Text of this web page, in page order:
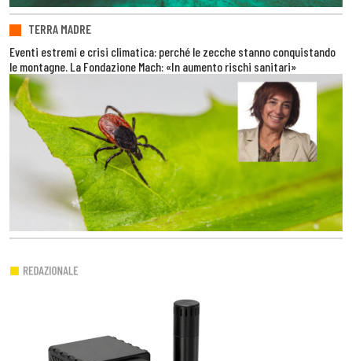
TERRA MADRE
Eventi estremi e crisi climatica: perché le zecche stanno conquistando
le montagne. La Fondazione Mach: «In aumento rischi sanitari»